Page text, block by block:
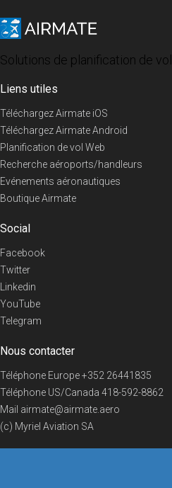
Solutions de planification de vol
Liens utiles
Téléchargez Airmate iOS
Téléchargez Airmate Android
Planification de vol Web
Recherche aéroports/handleurs
Evénements aéronautiques
Boutique Airmate
Social
Facebook
Twitter
Linkedin
YouTube
Telegram
Nous contacter
Téléphone Europe+352 26441835
Téléphone US/Canada 418-592-8862
Mail airmate@airmate.aero
(c) Myriel Aviation SA